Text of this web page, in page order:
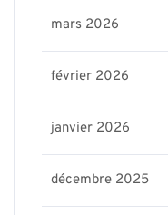
mars 2026
février 2026
janvier 2026
décembre 2025